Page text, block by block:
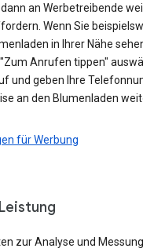
an Werbetreibende
Wenn Sie
in Ihrer Nähe
Anrufen tippen"
und geben Ihre
an den Blumenladen
für Werbung
zur Analyse und